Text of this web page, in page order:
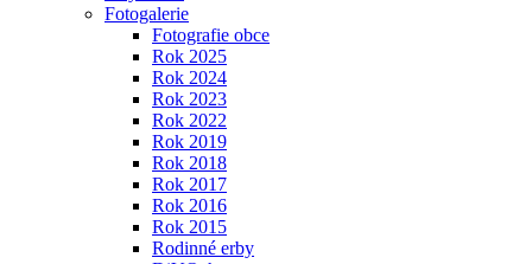
Fotogalerie
Fotografie obce
Rok 2025
Rok 2024
Rok 2023
Rok 2022
Rok 2019
Rok 2018
Rok 2017
Rok 2016
Rok 2015
Rodinné erby